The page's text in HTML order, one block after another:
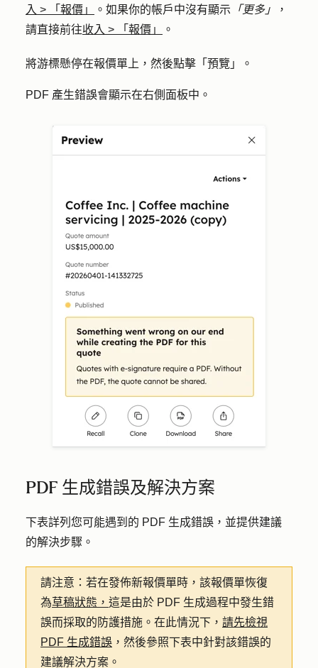
入 > 「報價」 。如果你的帳戶中沒有顯示 「更多」
，
請直接前往收入 > 「報價」 。
將游標懸停在報價單上，然後點擊「 預覽 」。
PDF 產生錯誤會顯示在右側面板中。
PDF 生成錯誤及解決方案
下表詳列您可能遇到的 PDF 生成錯誤，並提供建議
的解決步驟。
請注意： 若在發佈新報價單時，該報價單恢復
為草稿狀態， 這是由於 PDF 生成過程中發生錯
誤而採取的防護措施。在此情況下， 請先檢視
PDF 生成錯誤 ，然後參照下表中針對該錯誤的
建議解決方案。